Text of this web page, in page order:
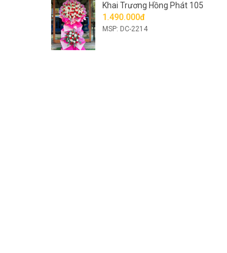
Khai Trương Hồng Phát 105
1.490.000đ
MSP: DC-2214